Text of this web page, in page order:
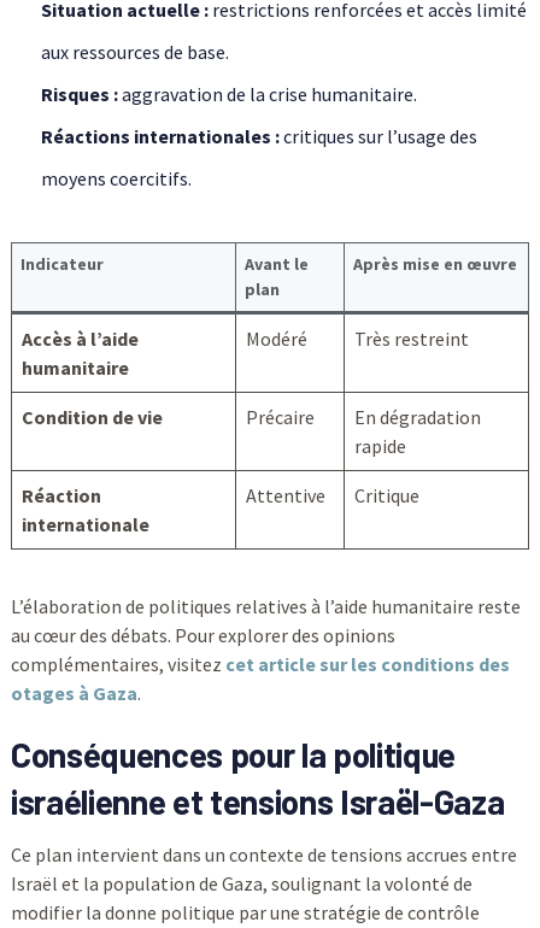
Situation actuelle :restrictions renforcées et accès limité
aux ressources de base.
Risques :aggravation de la crise humanitaire.
Réactions internationales :critiques sur l’usage des
moyens coercitifs.
Indicateur
Avant le
plan
Après mise en œuvre
Accès à l’aide
humanitaire
Modéré Très restreint
Condition de vie Précaire
En dégradation
rapide
Réaction
internationale
Attentive Critique
L’élaboration de politiques relatives à l’aide humanitaire reste
au cœur des débats. Pour explorer des opinions
complémentaires, visitez cet article sur les conditions des
otages à Gaza.
Conséquences pour la politique
israélienne et tensions Israël-Gaza
Ce plan intervient dans un contexte de tensions accrues entre
Israël et la population de Gaza, soulignant la volonté de
modifier la donne politique par une stratégie de contrôle